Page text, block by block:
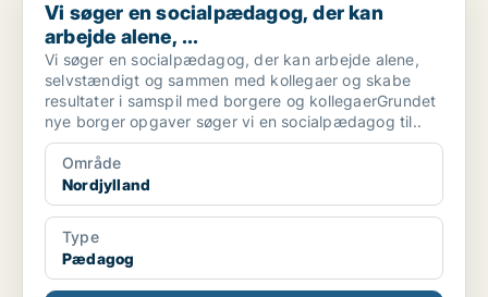
Vi søger en socialpædagog, der kan
arbejde alene, ...
Vi søger en socialpædagog, der kan arbejde alene,
selvstændigt og sammen med kollegaer og skabe
resultater i samspil med borgere og kollegaerGrundet
nye borger opgaver søger vi en socialpædagog til..
Område
Nordjylland
Type
Pædagog